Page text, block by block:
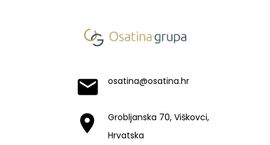
osatina@osatina.hr
Grobljanska 70, Viškovci,
Hrvatska